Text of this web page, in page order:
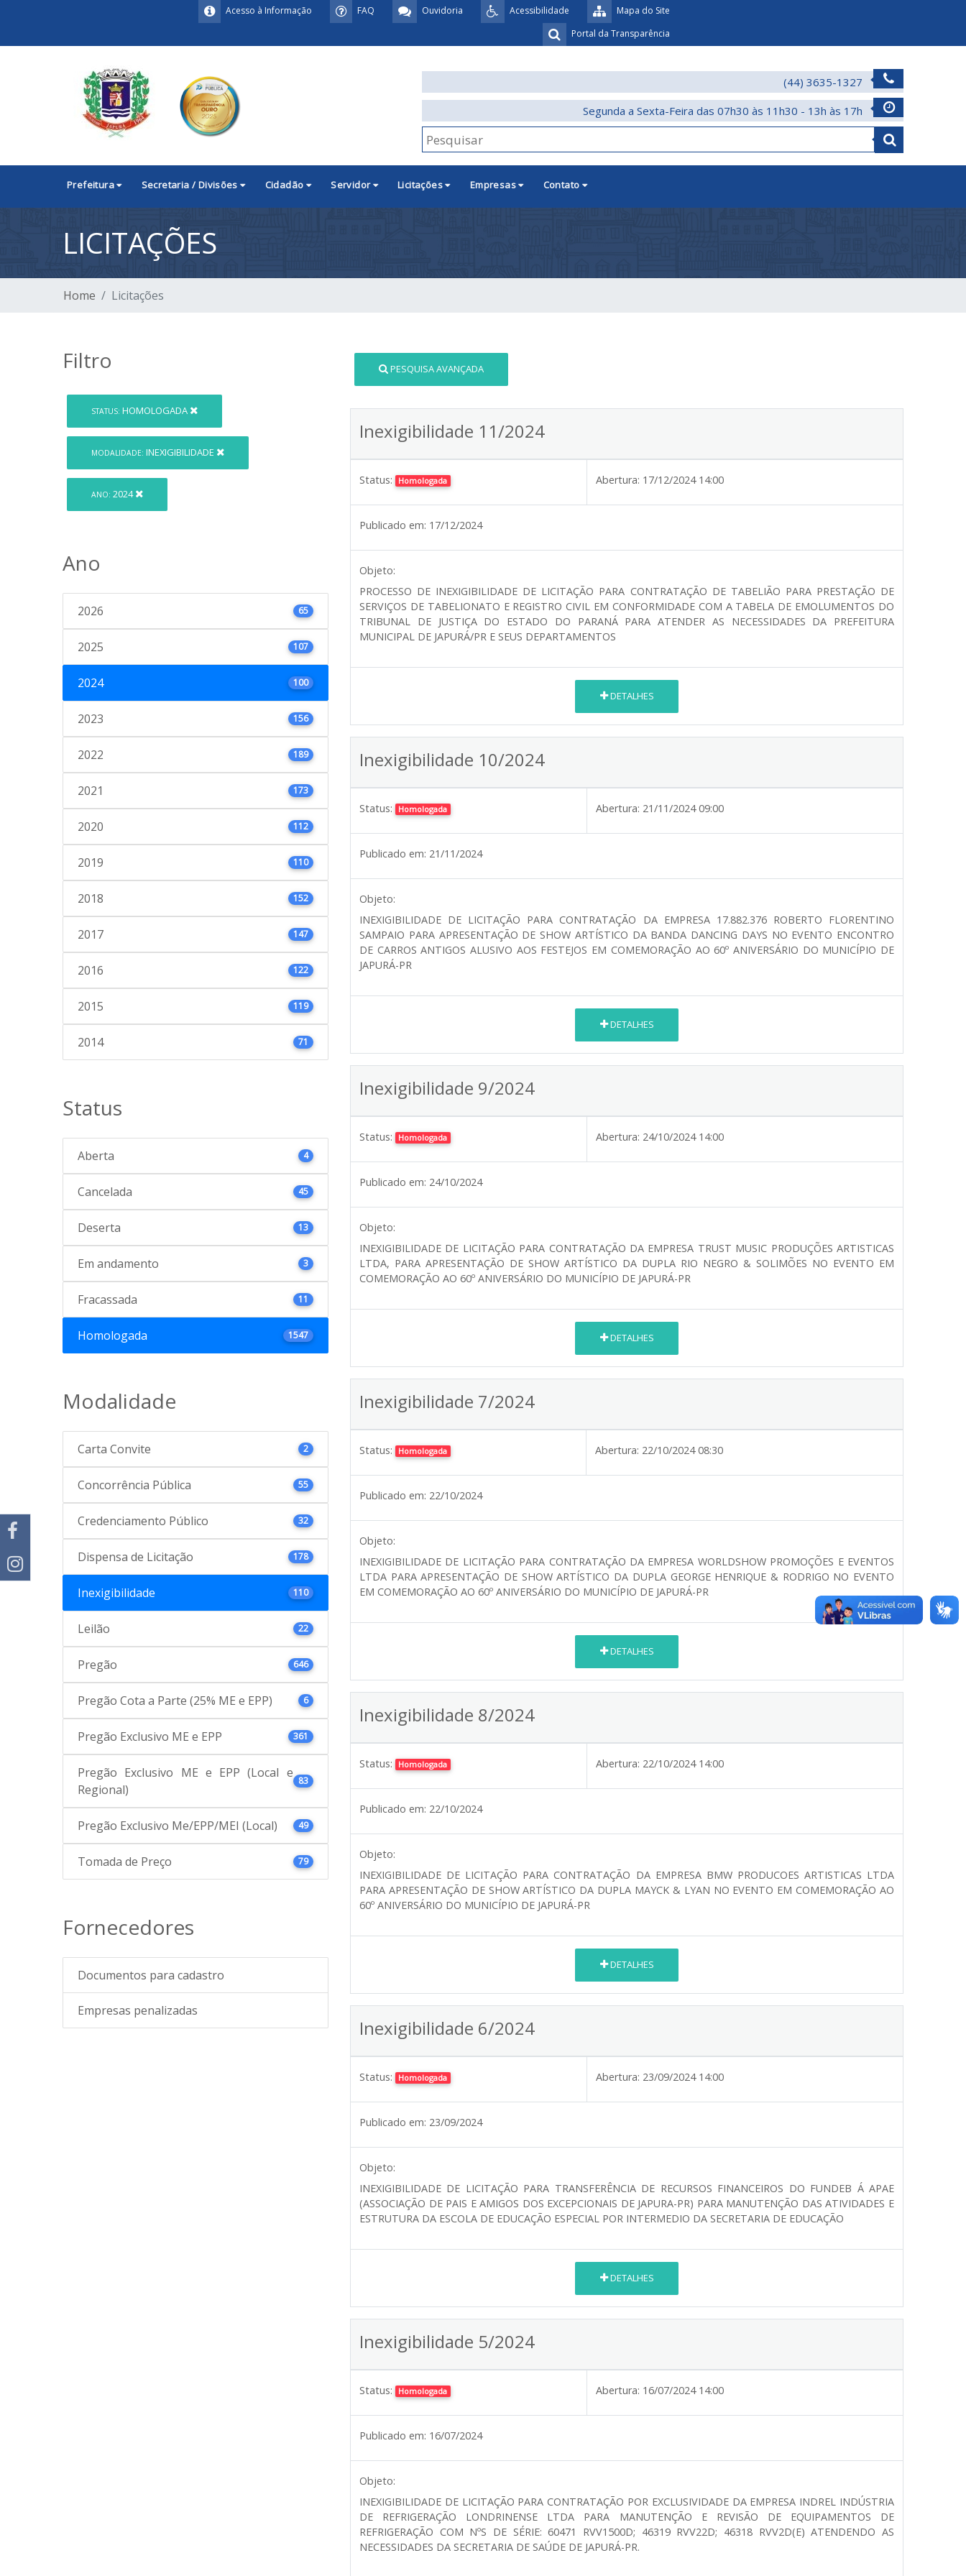
Mapa do Site
Acessibilidade
Ouvidoria
FAQ
Acesso à Informação
Portal da Transparência
(44) 3635-1327
Segunda a Sexta-Feira das 07h30 às 11h30 - 13h às 17h
Prefeitura Secretaria / Divisões Cidadão Servidor Licitações Empresas Contato
LICITAÇÕES
Home Licitações
Filtro
STATUS: HOMOLOGADA
MODALIDADE: INEXIGIBILIDADE
ANO: 2024
Ano
2026 65
2025 107
2024 100
2023 156
2022 189
2021 173
2020 112
2019 110
2018 152
2017 147
2016 122
2015 119
2014 71
Status
Aberta 4
Cancelada 45
Deserta 13
Em andamento 3
Fracassada 11
Homologada 1547
Modalidade
Carta Convite 2
Concorrência Pública 55
Credenciamento Público 32
Dispensa de Licitação 178
Inexigibilidade 110
Leilão 22
Pregão 646
Pregão Cota a Parte (25% ME e EPP) 6
Pregão Exclusivo ME e EPP 361
Pregão Exclusivo ME e EPP (Local e
Regional)
83
Pregão Exclusivo Me/EPP/MEI (Local) 49
Tomada de Preço 79
Fornecedores
Documentos para cadastro
Empresas penalizadas
PESQUISA AVANÇADA
Inexigibilidade 11/2024
Status: Homologada Abertura: 17/12/2024 14:00
Publicado em: 17/12/2024
Objeto:
PROCESSO DE INEXIGIBILIDADE DE LICITAÇÃO PARA CONTRATAÇÃO DE TABELIÃO PARA PRESTAÇÃO DE
SERVIÇOS DE TABELIONATO E REGISTRO CIVIL EM CONFORMIDADE COM A TABELA DE EMOLUMENTOS DO
TRIBUNAL DE JUSTIÇA DO ESTADO DO PARANÁ PARA ATENDER AS NECESSIDADES DA PREFEITURA
MUNICIPAL DE JAPURÁ/PR E SEUS DEPARTAMENTOS
DETALHES
Inexigibilidade 10/2024
Status: Homologada Abertura: 21/11/2024 09:00
Publicado em: 21/11/2024
Objeto:
INEXIGIBILIDADE DE LICITAÇÃO PARA CONTRATAÇÃO DA EMPRESA 17.882.376 ROBERTO FLORENTINO
SAMPAIO PARA APRESENTAÇÃO DE SHOW ARTÍSTICO DA BANDA DANCING DAYS NO EVENTO ENCONTRO
DE CARROS ANTIGOS ALUSIVO AOS FESTEJOS EM COMEMORAÇÃO AO 60º ANIVERSÁRIO DO MUNICÍPIO DE
JAPURÁ-PR
DETALHES
Inexigibilidade 9/2024
Status: Homologada Abertura: 24/10/2024 14:00
Publicado em: 24/10/2024
Objeto:
INEXIGIBILIDADE DE LICITAÇÃO PARA CONTRATAÇÃO DA EMPRESA TRUST MUSIC PRODUÇÕES ARTISTICAS
LTDA, PARA APRESENTAÇÃO DE SHOW ARTÍSTICO DA DUPLA RIO NEGRO & SOLIMÕES NO EVENTO EM
COMEMORAÇÃO AO 60º ANIVERSÁRIO DO MUNICÍPIO DE JAPURÁ-PR
DETALHES
Inexigibilidade 7/2024
Status: Homologada Abertura: 22/10/2024 08:30
Publicado em: 22/10/2024
Objeto:
INEXIGIBILIDADE DE LICITAÇÃO PARA CONTRATAÇÃO DA EMPRESA WORLDSHOW PROMOÇÕES E EVENTOS
LTDA PARA APRESENTAÇÃO DE SHOW ARTÍSTICO DA DUPLA GEORGE HENRIQUE & RODRIGO NO EVENTO
EM COMEMORAÇÃO AO 60º ANIVERSÁRIO DO MUNICÍPIO DE JAPURÁ-PR
DETALHES
Inexigibilidade 8/2024
Status: Homologada Abertura: 22/10/2024 14:00
Publicado em: 22/10/2024
Objeto:
INEXIGIBILIDADE DE LICITAÇÃO PARA CONTRATAÇÃO DA EMPRESA BMW PRODUCOES ARTISTICAS LTDA
PARA APRESENTAÇÃO DE SHOW ARTÍSTICO DA DUPLA MAYCK & LYAN NO EVENTO EM COMEMORAÇÃO AO
60º ANIVERSÁRIO DO MUNICÍPIO DE JAPURÁ-PR
DETALHES
Inexigibilidade 6/2024
Status: Homologada Abertura: 23/09/2024 14:00
Publicado em: 23/09/2024
Objeto:
INEXIGIBILIDADE DE LICITAÇÃO PARA TRANSFERÊNCIA DE RECURSOS FINANCEIROS DO FUNDEB Á APAE
(ASSOCIAÇÃO DE PAIS E AMIGOS DOS EXCEPCIONAIS DE JAPURA-PR) PARA MANUTENÇÃO DAS ATIVIDADES E
ESTRUTURA DA ESCOLA DE EDUCAÇÃO ESPECIAL POR INTERMEDIO DA SECRETARIA DE EDUCAÇÃO
DETALHES
Inexigibilidade 5/2024
Status: Homologada Abertura: 16/07/2024 14:00
Publicado em: 16/07/2024
Objeto:
INEXIGIBILIDADE DE LICITAÇÃO PARA CONTRATAÇÃO POR EXCLUSIVIDADE DA EMPRESA INDREL INDÚSTRIA
DE REFRIGERAÇÃO LONDRINENSE LTDA PARA MANUTENÇÃO E REVISÃO DE EQUIPAMENTOS DE
REFRIGERAÇÃO COM NºS DE SÉRIE: 60471 RVV1500D; 46319 RVV22D; 46318 RVV2D(E) ATENDENDO AS
NECESSIDADES DA SECRETARIA DE SAÚDE DE JAPURÁ-PR.